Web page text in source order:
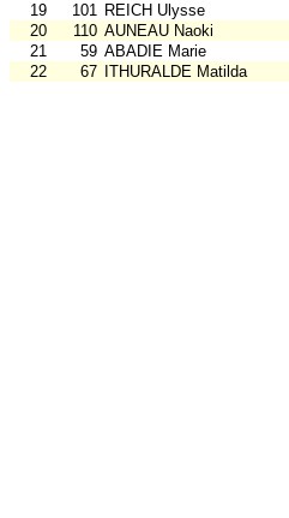
19 101 REICH Ulysse
20
110 AUNEAU Naoki
21
59 ABADIE Marie
22
67 ITHURALDE Matilda